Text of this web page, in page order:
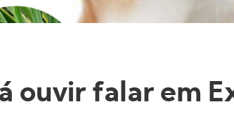
ouvir falar em